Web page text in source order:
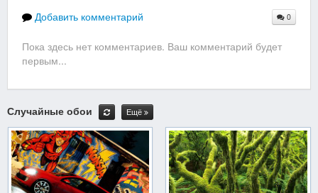
Добавить комментарий 0
Пока здесь нет комментариев. Ваш комментарий будет
первым...
Случайные обои Ещё